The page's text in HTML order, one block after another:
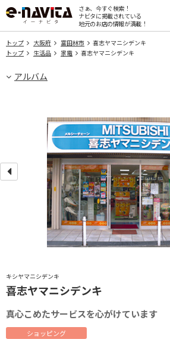
さぁ、今すぐ検索！
ナビタに掲載されている
地元のお店の情報が満載！
トップ 大阪府 富田林市
喜志ヤマニシデンキ
トップ
生活品 家電 喜志ヤマニシデンキ
アルバム
キシヤマニシデンキ
喜志ヤマニシデンキ
真心こめたサービスを心がけています
ショッピング